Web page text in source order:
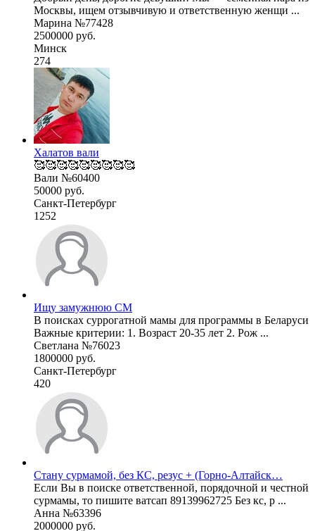
Москвы, ищем отзывчивую и ответственную женщи ...
Марина №77428
2500000 руб.
Минск
274
Халатов вали
🥰🥰🥰🥰🥰🥰🥰🥰🥰
Вали №60400
50000 руб.
Санкт-Петербург
1252
Ищу замужнюю СМ
В поисках суррогатной мамы для программы в Беларуси
Важные критерии: 1. Возраст 20-35 лет 2. Рож ...
Светлана №76023
1800000 руб.
Санкт-Петербург
420
Стану сурмамой, без КС, резус + (Горно-Алтайск…
Если Вы в поиске ответственной, порядочной и честной
сурмамы, то пишите ватсап 89139962725 Без кс, р ...
Анна №63396
2000000 руб.